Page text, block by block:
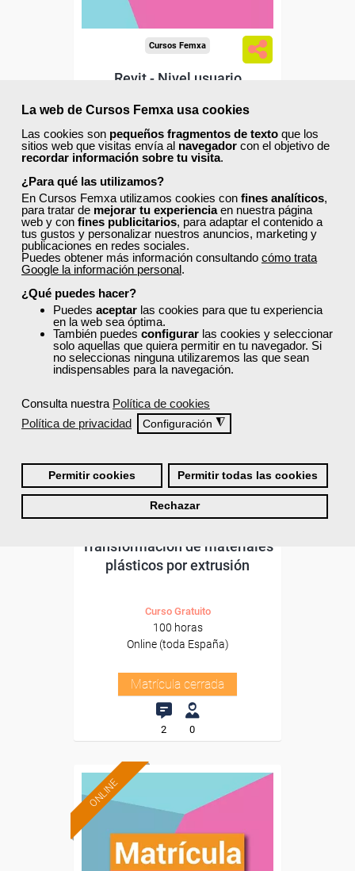
La web de Cursos Femxa usa cookies
Las cookies son pequeños fragmentos de texto que los
sitios web que visitas envía al navegador con el objetivo de
recordar información sobre tu visita.
¿Para qué las utilizamos?
En Cursos Femxa utilizamos cookies con fines analíticos,
para tratar de mejorar tu experienciaen nuestra página
web y con fines publicitarios, para adaptar el contenido a
tus gustos y personalizar nuestros anuncios, marketing y
publicaciones en redes sociales.
Puedes obtener más información consultando cómo trata
Google la información personal.
¿Qué puedes hacer?
Puedes aceptar las cookies para que tu experiencia
en la web sea óptima.
También puedes configurar las cookies y seleccionar
solo aquellas que quiera permitir en tu navegador. Si
no seleccionas ninguna utilizaremos las que sean
indispensables para la navegación.
Consulta nuestra Política de cookies
Política de privacidad
Configuración ◮
Permitir cookies Permitir todas las cookies
Rechazar
Cursos Femxa
Revit - Nivel usuario
Curso Gratuito
40 horas
Online (toda España)
Matrícula cerrada
2 123
ONLINE
Transformación de materiales
plásticos por extrusión
Curso Gratuito
100 horas
Online (toda España)
Matrícula cerrada
2 0
ONLINE